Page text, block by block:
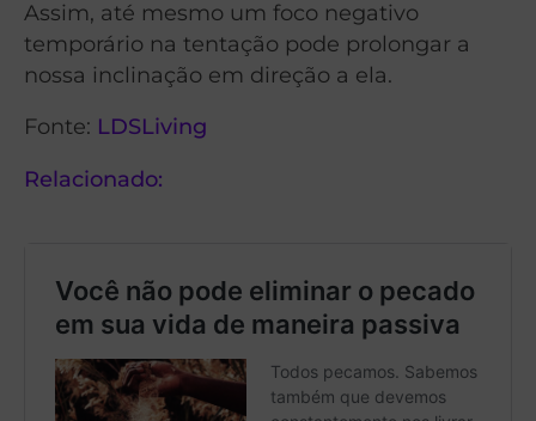
Assim, até mesmo um foco negativo
temporário na tentação pode prolongar a
nossa inclinação em direção a ela.
Fonte: LDSLiving
Relacionado: